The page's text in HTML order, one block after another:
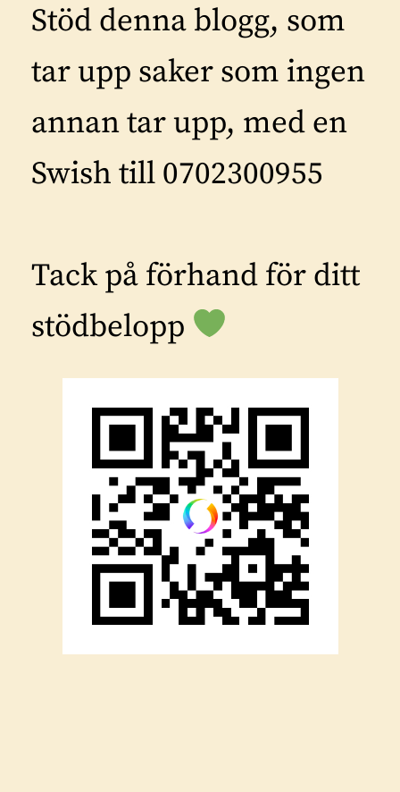
Stöd denna blogg, som
tar upp saker som ingen
annan tar upp, med en
Swish till 0702300955
Tack på förhand för ditt
stödbelopp